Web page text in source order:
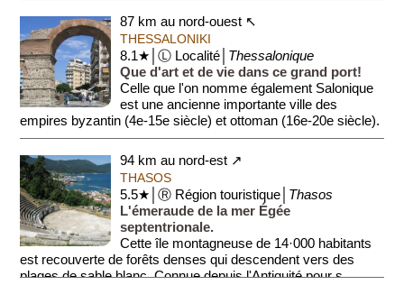
87 km au nord-ouest ↖
THESSALONIKI
8.1★│Ⓛ Localité│ Thessalonique
Que d'art et de vie dans ce grand port!
Celle que l'on nomme également Salonique
est une ancienne importante ville des
empires byzantin (4e-15e siècle) et ottoman (16e-20e siècle).
Commune co...
94 km au nord-est ↗
THASOS
5.5★│Ⓡ Région touristique│ Thasos
L'émeraude de la mer Égée
septentrionale.
Cette île montagneuse de 14·000 habitants
est recouverte de forêts denses qui descendent vers des
plages de sable blanc. Connue depuis l'Antiquité pour s...